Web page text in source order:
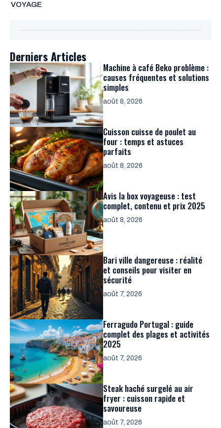
VOYAGE
Derniers Articles
Machine à café Beko problème :
causes fréquentes et solutions
simples
août 8, 2026
Cuisson cuisse de poulet au
four : temps et astuces
parfaits
août 8, 2026
Avis la box voyageuse : test
complet, contenu et prix 2025
août 8, 2026
Bari ville dangereuse : réalité
et conseils pour visiter en
sécurité
août 7, 2026
Ferragudo Portugal : guide
complet des plages et activités
2025
août 7, 2026
Steak haché surgelé au air
fryer : cuisson rapide et
savoureuse
août 7, 2026